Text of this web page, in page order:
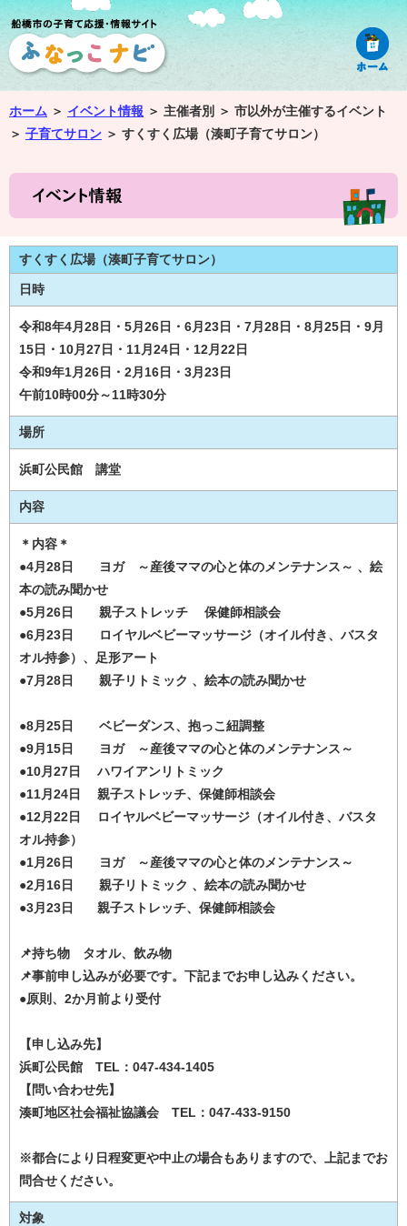
ホーム ＞ イベント情報 ＞ 主催者別 ＞ 市以外が主催するイベント
＞ 子育てサロン ＞ すくすく広場（湊町子育てサロン）
すくすく広場（湊町子育てサロン）
日時
令和8年4月28日・5月26日・6月23日・7月28日・8月25日・9月
15日・10月27日・11月24日・12月22日
令和9年1月26日・2月16日・3月23日
午前10時00分～11時30分
場所
浜町公民館 講堂
内容
＊内容＊
●4月28日 ヨガ ～産後ママの心と体のメンテナンス～ 、絵
本の読み聞かせ
●5月26日 親子ストレッチ 保健師相談会
●6月23日 ロイヤルベビーマッサージ（オイル付き、バスタ
オル持参）、足形アート
●7月28日 親子リトミック 、絵本の読み聞かせ
●8月25日 ベビーダンス、抱っこ紐調整
●9月15日 ヨガ ～産後ママの心と体のメンテナンス～
●10月27日 ハワイアンリトミック
●11月24日 親子ストレッチ、保健師相談会
●12月22日 ロイヤルベビーマッサージ（オイル付き、バスタ
オル持参）
●1月26日 ヨガ ～産後ママの心と体のメンテナンス～
●2月16日 親子リトミック 、絵本の読み聞かせ
●3月23日 親子ストレッチ、保健師相談会
📌持ち物 タオル、飲み物
📌事前申し込みが必要です。下記までお申し込みください。
●原則、2か月前より受付
【申し込み先】
浜町公民館 TEL：047-434-1405
【問い合わせ先】
湊町地区社会福祉協議会 TEL：047-433-9150
※都合により日程変更や中止の場合もありますので、上記までお
問合せください。
対象